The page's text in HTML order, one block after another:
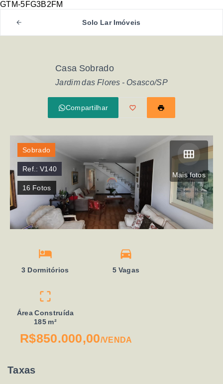
GTM-5FG3B2FM
Solo Lar Imóveis
Casa Sobrado
Jardim das Flores - Osasco/SP
Compartilhar
Mais fotos
Sobrado
Ref.:V140
16 Fotos
3 Dormitórios 5 Vagas
Área Construída
185 m²
R$850.000,00/VENDA
Taxas